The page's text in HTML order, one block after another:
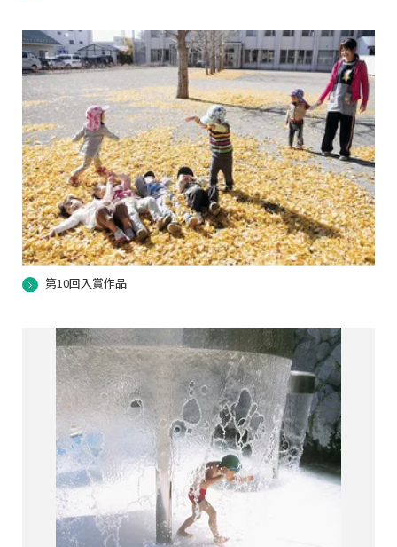
第10回入賞作品